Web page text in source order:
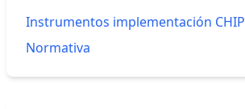
Instrumentos implementación CHIP
Normativa